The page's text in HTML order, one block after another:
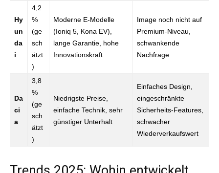
Hy
un
da
i
4,2
%
(ge
sch
ätzt
)
Moderne E-Modelle
(Ioniq 5, Kona EV),
lange Garantie, hohe
Innovationskraft
Image noch nicht auf
Premium-Niveau,
schwankende
Nachfrage
Da
ci
a
3,8
%
(ge
sch
ätzt
)
Niedrigste Preise,
einfache Technik, sehr
günstiger Unterhalt
Einfaches Design,
eingeschränkte
Sicherheits-Features,
schwacher
Wiederverkaufswert